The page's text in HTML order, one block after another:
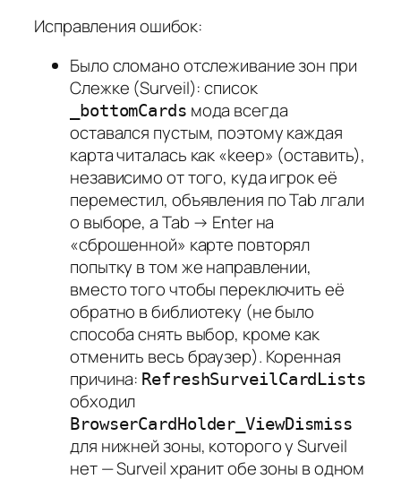
Исправления ошибок:
Было сломано отслеживание зон при
Слежке (Surveil): список
_bottomCards мода всегда
оставался пустым, поэтому каждая
карта читалась как «keep» (оставить),
независимо от того, куда игрок её
переместил, объявления по Tab лгали
о выборе, а Tab → Enter на
«сброшенной» карте повторял
попытку в том же направлении,
вместо того чтобы переключить её
обратно в библиотеку (не было
способа снять выбор, кроме как
отменить весь браузер). Коренная
причина: RefreshSurveilCardLists
обходил
BrowserCardHolder_ViewDismiss
для нижней зоны, которого у Surveil
нет — Surveil хранит обе зоны в одном